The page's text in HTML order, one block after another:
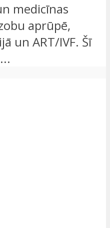
medicīnas
aprūpē,
un ART/IVF. Šī